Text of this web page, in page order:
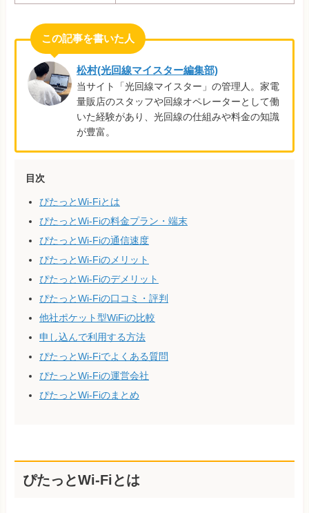
松村(光回線マイスター編集部)
当サイト「光回線マイスター」の管理人。家電
量販店のスタッフや回線オペレーターとして働
いた経験があり、光回線の仕組みや料金の知識
が豊富。
目次
ぴたっとWi-Fiとは
ぴたっとWi-Fiの料金プラン・端末
ぴたっとWi-Fiの通信速度
ぴたっとWi-Fiのメリット
ぴたっとWi-Fiのデメリット
ぴたっとWi-Fiの口コミ・評判
他社ポケット型WiFiの比較
申し込んで利用する方法
ぴたっとWi-Fiでよくある質問
ぴたっとWi-Fiの運営会社
ぴたっとWi-Fiのまとめ
ぴたっとWi-Fiとは